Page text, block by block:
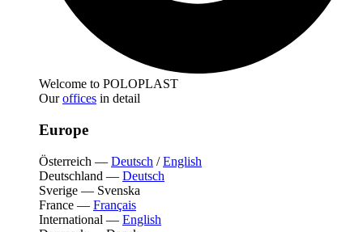
Welcome to POLOPLAST
Ouroffices in detail
Europe
Österreich — Deutsch /English
Deutschland — Deutsch
Sverige — Svenska
France — Français
International — English